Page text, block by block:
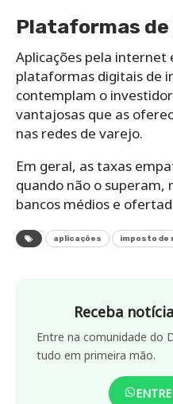
Plataformas
Aplicações pela internet
plataformas digitais de
contemplam o
vantajosas que as
nas redes de varejo.
Em geral, as taxas
quando não o superam,
bancos médios e
aplicações imposto de
Receba
Entre na comunidade do
tudo em primeira mão.